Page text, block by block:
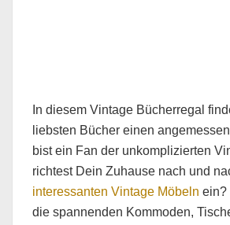
In diesem Vintage Bücherregal
liebsten Bücher einen
bist ein Fan der unkomplizierten
richtest Dein Zuhause nach und
interessanten Vintage Möbeln ein?
die spannenden Kommoden,